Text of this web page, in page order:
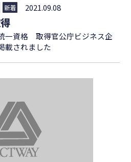
新着 2021.09.08
一資格 取得官公庁ビジネス企
載されました